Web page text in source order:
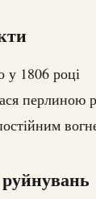
у 1806 році
перлиною